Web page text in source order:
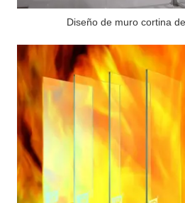
Diseño de muro cortina